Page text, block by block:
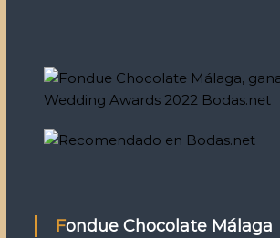
Fondue Chocolate Málaga